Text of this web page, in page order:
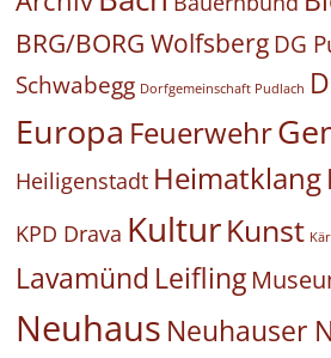
BRG/BORG Wolfsberg DG
Schwabegg Dorfgemeinschaft Pudlach
Europa Feuerwehr
Heiligenstadt Heimatklang
KPD Drava KulturKunst
Lavamünd Leifling
Neuhaus Neuhauser